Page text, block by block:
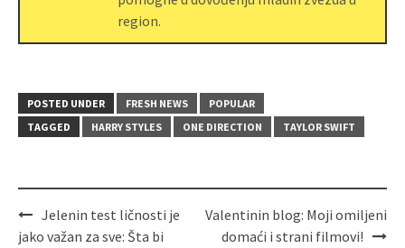
region.
POSTED UNDER FRESH NEWS
POPULAR
TAGGED
HARRY STYLES ONE DIRECTION TAYLOR SWIFT
Jelenin test ličnosti je
jako važan za sve: Šta bi
Valentinin blog: Moji omiljeni
domaći i strani filmovi!